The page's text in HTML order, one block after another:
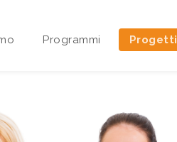
riservata Sedi Territoriali
Programmi Progetti